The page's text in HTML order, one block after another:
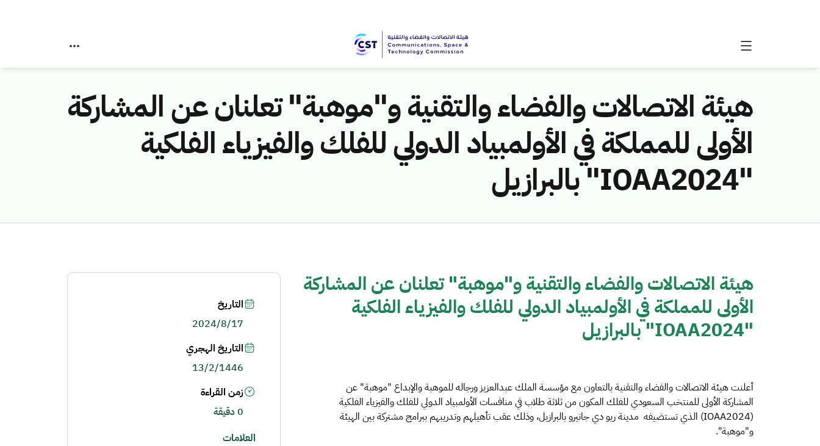
هيئة الاتصالات والفضاء والتقنية و"موهبة" تعلنان عن المشاركة
الأولى للمملكة في الأولمبياد الدولي للفلك والفيزياء الفلكية
"IOAA2024" بالبرازيل
هيئة الاتصالات والفضاء والتقنية و"موهبة" تعلنان عن المشاركة
الأولى للمملكة في الأولمبياد الدولي للفلك والفيزياء الفلكية
"IOAA2024" بالبرازيل
أعلنت هيئة الاتصالات والفضاء والتقنية بالتعاون مع مؤسسة الملك عبدالعزيز ورجاله للموهبة والإبداع "موهبة" عن
المشاركة الأولى للمنتخب السعودي للفلك المكون من ثلاثة طلاب في منافسات الأولمبياد الدولي للفلك والفيزياء الفلكية
(IOAA2024) الذي تستضيفه مدينة ريو دي جانيرو بالبرازيل، وذلك عقب تأهيلهم وتدريبهم ببرامج مشتركة بين الهيئة
و"موهبة".
التاريخ
2024/8/17
التاريخ الهجري
13/2/1446
زمن القراءة
0 دقيقة
العلامات